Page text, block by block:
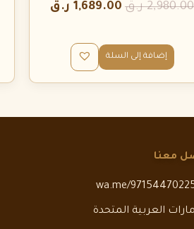
2,980.00 ر.ق 1,689.00 ر.ق
إضافة إلى السلة
معنا
العربية المتحدة